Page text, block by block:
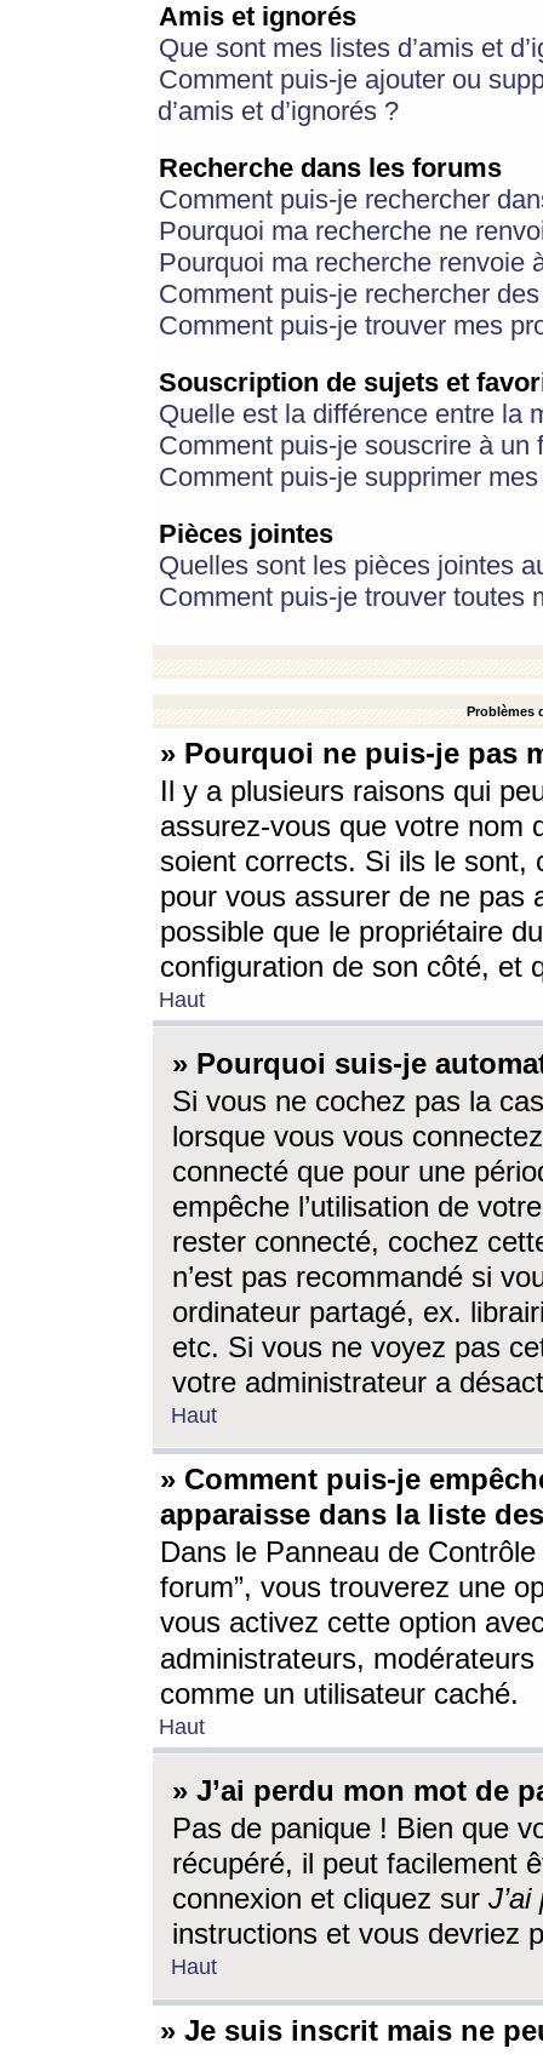
Amis et ignorés
Que sont mes listes d’amis et
Comment puis-je ajouter ou
d’amis et d’ignorés ?
Recherche dans les forums
Comment puis-je rechercher
Pourquoi ma recherche ne
Pourquoi ma recherche renvoie
Comment puis-je rechercher
Comment puis-je trouver mes
Souscription de sujets et
Quelle est la différence entre la
Comment puis-je souscrire à
Comment puis-je supprimer
Pièces jointes
Quelles sont les pièces jointes
Comment puis-je trouver toutes
Problèmes
» Pourquoi ne puis-je pas
Il y a plusieurs raisons qui
assurez-vous que votre nom
soient corrects. Si ils le sont,
pour vous assurer de ne pas
possible que le propriétaire
configuration de son côté, et
Haut
» Pourquoi suis-je
Si vous ne cochez pas la
lorsque vous vous
connecté que pour une
empêche l’utilisation de
rester connecté, cochez
n’est pas recommandé si
ordinateur partagé, ex.
etc. Si vous ne voyez pas
votre administrateur a
Haut
» Comment puis-je
apparaisse dans la liste
Dans le Panneau de
forum”, vous trouverez une
vous activez cette option
administrateurs,
comme un utilisateur caché.
Haut
» J’ai perdu mon mot de
Pas de panique ! Bien que
récupéré, il peut facilement
connexion et cliquez sur
instructions et vous devriez
Haut
» Je suis inscrit mais ne